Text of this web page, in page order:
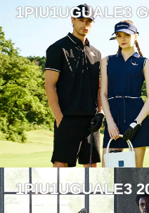
1PIU1UGUALE3
1PIU1UGUALE3